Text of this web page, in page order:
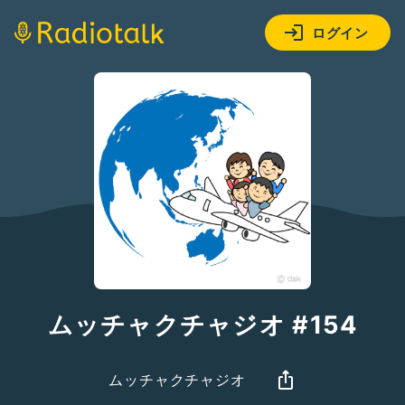
ログイン
ムッチャクチャジオ #154
ムッチャクチャジオ